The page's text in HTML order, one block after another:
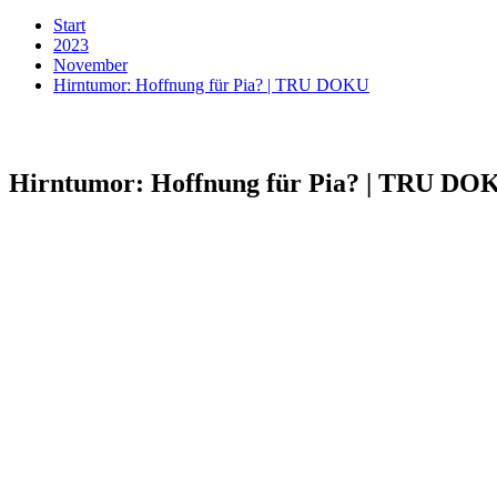
Start
2023
November
Hirntumor: Hoffnung für Pia? | TRU DOKU
Hirntumor: Hoffnung für Pia? | TRU